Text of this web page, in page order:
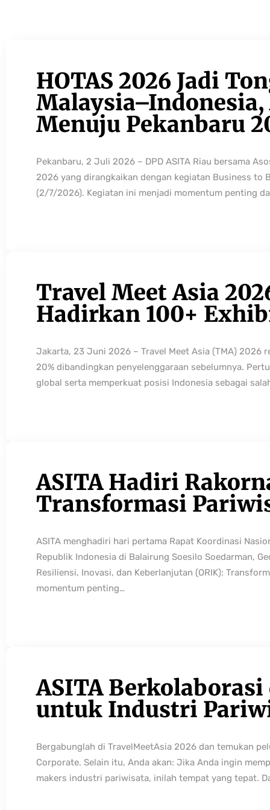
HOTAS 2026 Jadi
Menuju Pekanbaru
Pekanbaru, 2 Juli 2026 – DPD ASITA Riau bersama
2026 yang dirangkaikan dengan kegiatan Business to
(2/7/2026). Kegiatan ini menjadi momentum penting
Travel Meet Asia
Hadirkan 100+
Jakarta, 23 Juni 2026 – Travel Meet Asia (TMA) 2026
20% dibandingkan penyelenggaraan sebelumnya.
global serta memperkuat posisi Indonesia sebagai
ASITA Hadiri
Transformasi
ASITA menghadiri hari pertama Rapat Koordinasi
Republik Indonesia di Balairung Soesilo Soedarman,
Resiliensi, Inovasi, dan Keberlanjutan (ORIK):
momentum penting…
ASITA
untuk Industri
Bergabunglah di TravelMeetAsia 2026 dan temukan
Corporate. Selain itu, Anda akan: Jika Anda ingin
makers industri pariwisata, inilah tempat yang tepat.